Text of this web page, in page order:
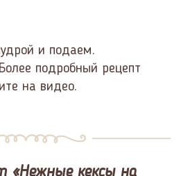
и подаем.
подробный рецепт
на видео.
«Нежные кексы на